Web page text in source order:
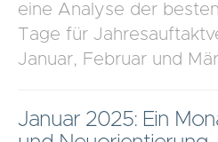
eine Analyse der
Tage für
Januar, Februar und
Januar 2025: Ein